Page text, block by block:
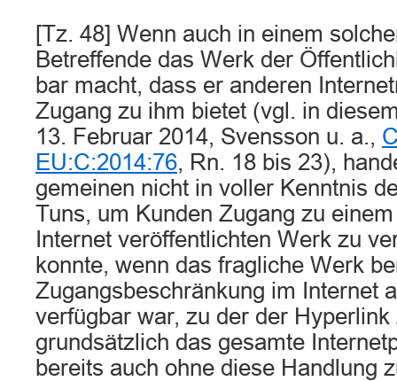
[Tz. 48] Wenn auch in einem
Betreffende das Werk der
bar macht, dass er anderen
Zugang zu ihm bietet (vgl. in
13. Februar 2014, Svensson u. a.,
EU:C:2014:76, Rn. 18 bis 23),
gemeinen nicht in voller Kenntnis
Tuns, um Kunden Zugang zu
Internet veröffentlichten Werk zu
konnte, wenn das fragliche Werk
Zugangsbeschränkung im Internet
verfügbar war, zu der der Hyperlink
grundsätzlich das gesamte
bereits auch ohne diese Handlung